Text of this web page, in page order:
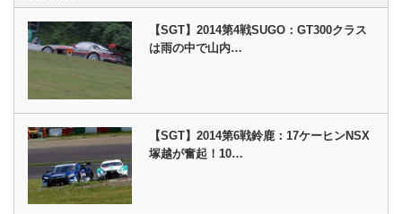
【SGT】2014第4戦SUGO：GT300クラス
は雨の中で山内…
【SGT】2014第6戦鈴鹿：17ケーヒンNSX
塚越が奮起！10…